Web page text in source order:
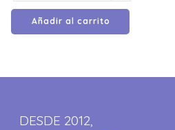
Añadir al carrito
DESDE 2012,